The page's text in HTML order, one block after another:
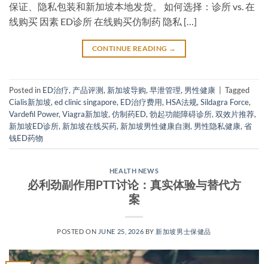
保证、隐私包装和新加坡本地发货。 如何选择：诊所 vs. 在
线购买 因素 ED诊所 在线购买仿制药 隐私 […]
CONTINUE READING →
Posted in ED治疗, 产品评测, 新加坡导购, 早泄管理, 男性健康
Tagged
Cialis新加坡, ed clinic singapore, ED治疗费用, HSA法规, Sildagra Force,
Vardefil Power, Viagra新加坡, 仿制药ED, 勃起功能障碍诊所, 双效片推荐,
新加坡ED诊所, 新加坡在线买药, 新加坡男性健康自测, 男性隐私健康, 省
钱ED药物
HEALTH NEWS
必利劲副作用PTT讨论：真实体验与替代方
案
POSTED ON JUNE 25, 2026 BY 新加坡男士保健品